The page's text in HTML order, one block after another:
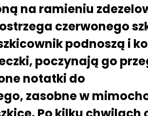
na ramieniu
czerwonego
podnoszą i
poczynają go
notatki do
zasobne w